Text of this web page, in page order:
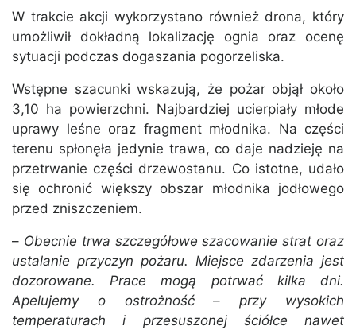
W trakcie akcji wykorzystano również drona, który
umożliwił dokładną lokalizację ognia oraz ocenę
sytuacji podczas dogaszania pogorzeliska.
Wstępne szacunki wskazują, że pożar objął około
3,10 ha powierzchni. Najbardziej ucierpiały młode
uprawy leśne oraz fragment młodnika. Na części
terenu spłonęła jedynie trawa, co daje nadzieję na
przetrwanie części drzewostanu. Co istotne, udało
się ochronić większy obszar młodnika jodłowego
przed zniszczeniem.
– Obecnie trwa szczegółowe szacowanie strat oraz
ustalanie przyczyn pożaru. Miejsce zdarzenia jest
dozorowane. Prace mogą potrwać kilka dni.
Apelujemy o ostrożność – przy wysokich
temperaturach i przesuszonej ściółce nawet